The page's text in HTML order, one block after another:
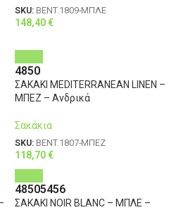
SKU: BENT.1809-ΜΠΛΕ
148,40€
4850
ΣΑΚΑΚΙ MEDITERRANEAN LINEN –
ΜΠΕΖ – Ανδρικά
Σακάκια
SKU: BENT.1807-ΜΠΕΖ
118,70€
48505456
ΣΑΚΑΚΙ NOIR BLANC – ΜΠΛΕ –